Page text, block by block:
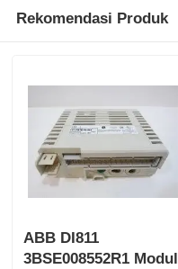
Rumah
Rekomendasi Produk
ABB DI811
3BSE008552R1 Modul